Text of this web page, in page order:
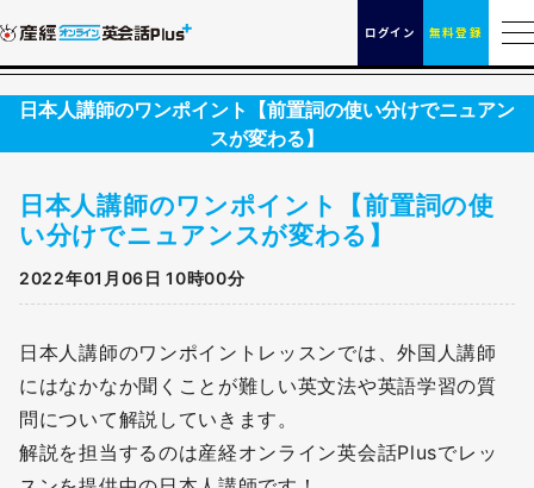
ログイン 無料登録
日本人講師のワンポイント【前置詞の使い分けでニュアン
スが変わる】
日本人講師のワンポイント【前置詞の使
い分けでニュアンスが変わる】
2022年01月06日 10時00分
日本人講師のワンポイントレッスンでは、外国人講師
にはなかなか聞くことが難しい英文法や英語学習の質
問について解説していきます。
解説を担当するのは産経オンライン英会話Plusでレッ